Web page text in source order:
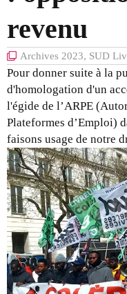
revenu
Archives 2023, SUD
Pour donner suite à la
d'homologation d'un
l'égide de l’ARPE
Plateformes d’Emploi)
faisons usage de notre